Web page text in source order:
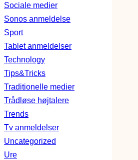
Sociale medier
Sonos anmeldelse
Sport
Tablet anmeldelser
Technology
Tips&Tricks
Traditionelle medier
Trådløse højtalere
Trends
Tv anmeldelser
Uncategorized
Ure